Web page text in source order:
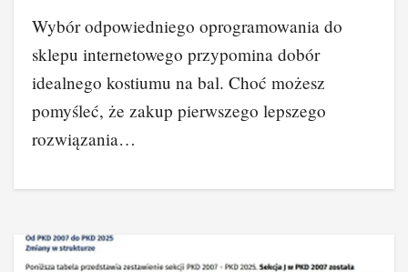
Wybór odpowiedniego oprogramowania do
sklepu internetowego przypomina dobór
idealnego kostiumu na bal. Choć możesz
pomyśleć, że zakup pierwszego lepszego
rozwiązania…